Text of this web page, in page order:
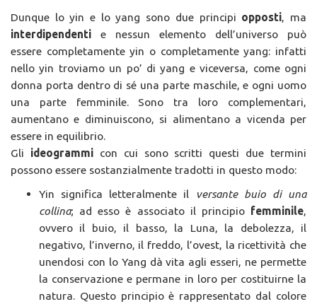
Dunque lo yin e lo yang sono due principi opposti, ma
interdipendenti e nessun elemento dell’universo può
essere completamente yin o completamente yang: infatti
nello yin troviamo un po’ di yang e viceversa, come ogni
donna porta dentro di sé una parte maschile, e ogni uomo
una parte femminile. Sono tra loro complementari,
aumentano e diminuiscono, si alimentano a vicenda per
essere in equilibrio.
Gli ideogrammi con cui sono scritti questi due termini
possono essere sostanzialmente tradotti in questo modo:
Yin significa letteralmente il
versante buio di una
collina; ad esso è associato il principio femminile,
ovvero il buio, il basso, la Luna, la debolezza, il
negativo, l’inverno, il freddo, l’ovest, la ricettività che
unendosi con lo Yang dà vita agli esseri, ne permette
la conservazione e permane in loro per costituirne la
natura. Questo principio è rappresentato dal colore